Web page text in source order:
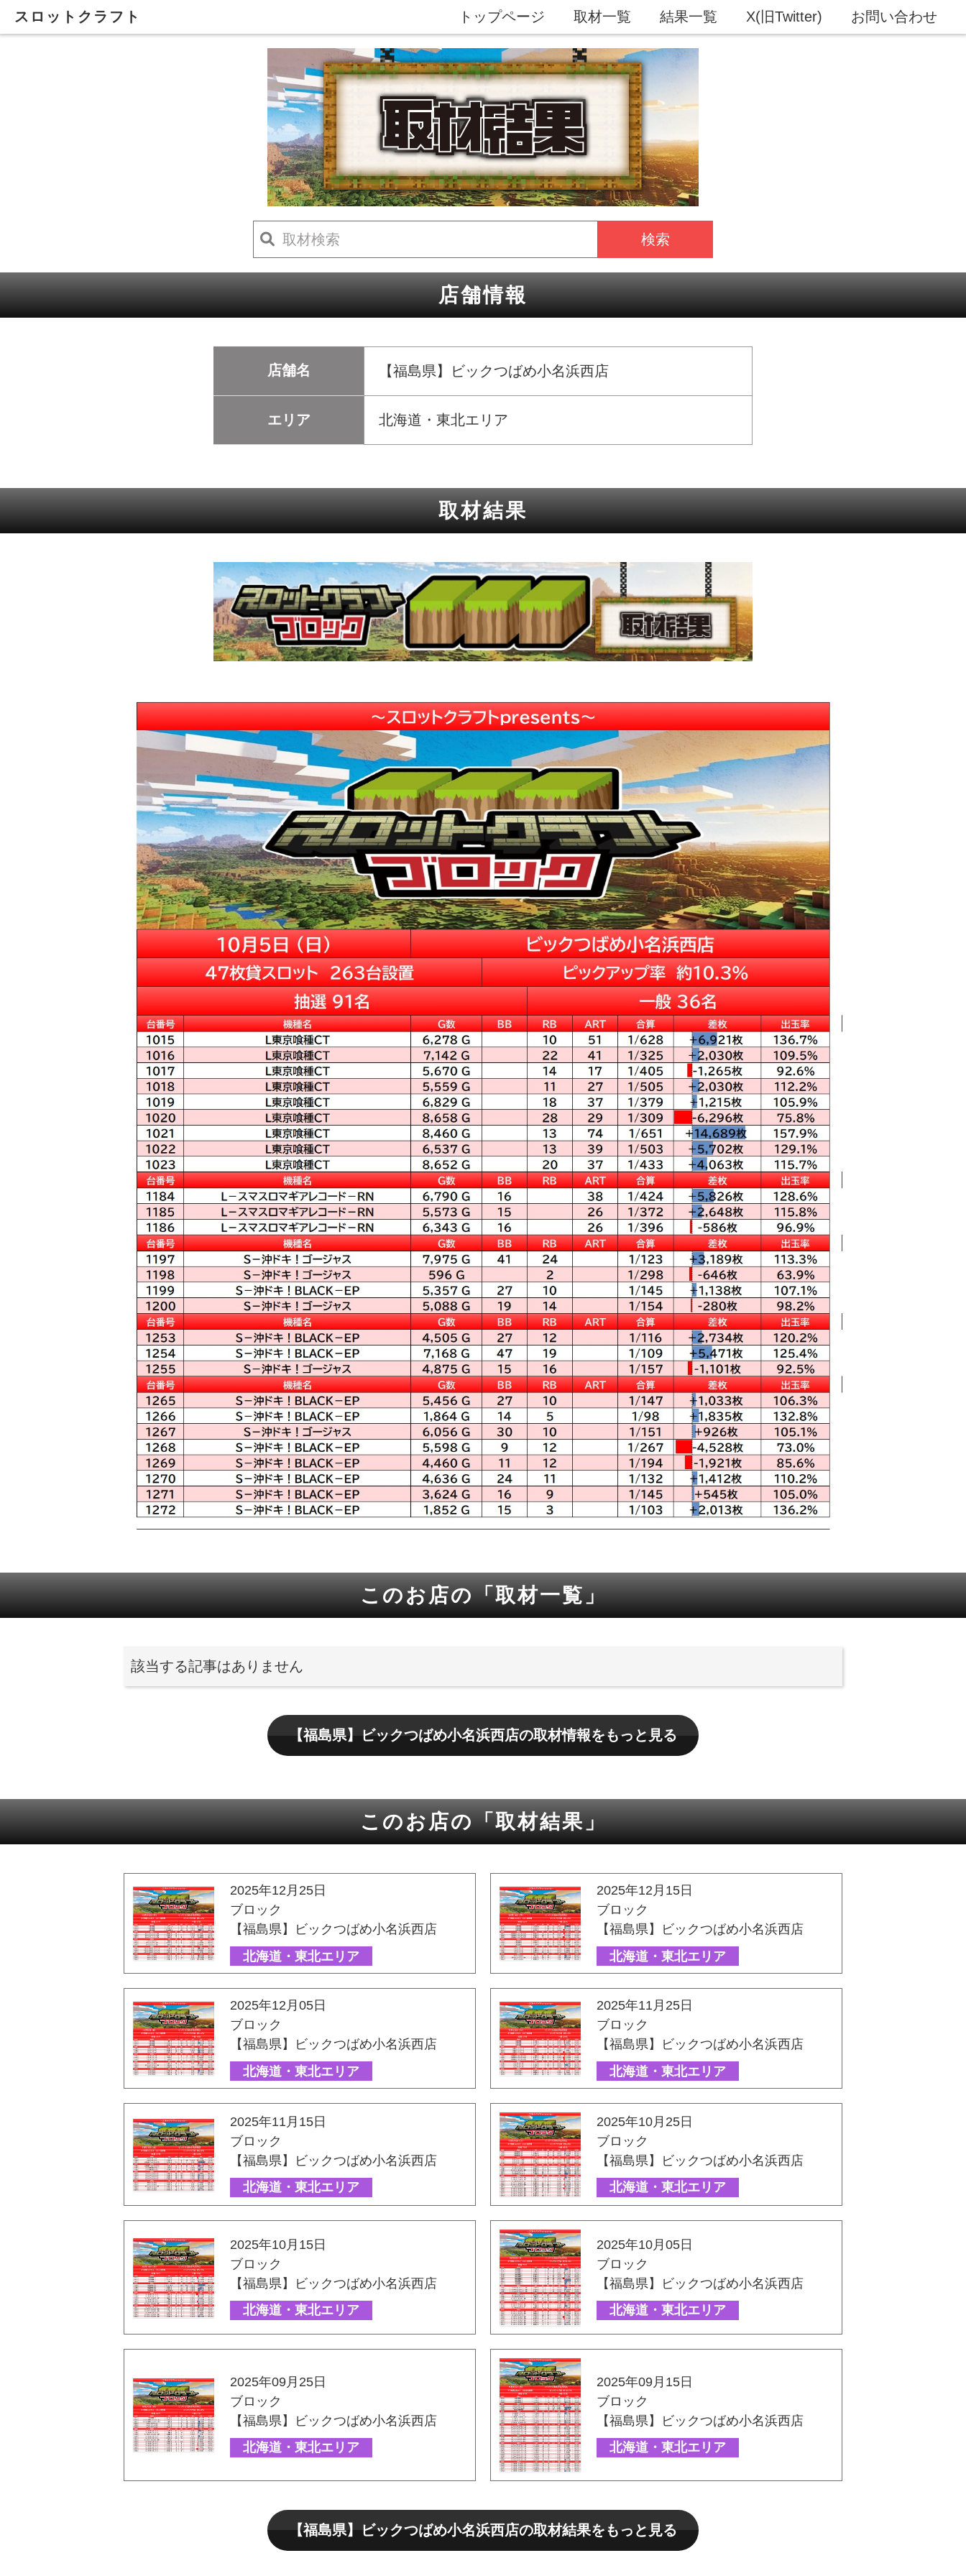
スロットクラフト トップページ 取材一覧 結果一覧 X(旧Twitter) お問い合わせ
検索
店舗情報
店舗名 【福島県】ビックつばめ小名浜西店
エリア 北海道・東北エリア
取材結果
このお店の「取材一覧」
該当する記事はありません
【福島県】ビックつばめ小名浜西店の取材情報をもっと見る
このお店の「取材結果」
2025年12月25日
ブロック
【福島県】ビックつばめ小名浜西店
北海道・東北エリア
2025年12月15日
ブロック
【福島県】ビックつばめ小名浜西店
北海道・東北エリア
2025年12月05日
ブロック
【福島県】ビックつばめ小名浜西店
北海道・東北エリア
2025年11月25日
ブロック
【福島県】ビックつばめ小名浜西店
北海道・東北エリア
2025年11月15日
ブロック
【福島県】ビックつばめ小名浜西店
北海道・東北エリア
2025年10月25日
ブロック
【福島県】ビックつばめ小名浜西店
北海道・東北エリア
2025年10月15日
ブロック
【福島県】ビックつばめ小名浜西店
北海道・東北エリア
2025年10月05日
ブロック
【福島県】ビックつばめ小名浜西店
北海道・東北エリア
2025年09月25日
ブロック
【福島県】ビックつばめ小名浜西店
北海道・東北エリア
2025年09月15日
ブロック
【福島県】ビックつばめ小名浜西店
北海道・東北エリア
【福島県】ビックつばめ小名浜西店の取材結果をもっと見る